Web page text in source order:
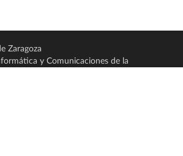
Zaragoza
y Comunicaciones de la